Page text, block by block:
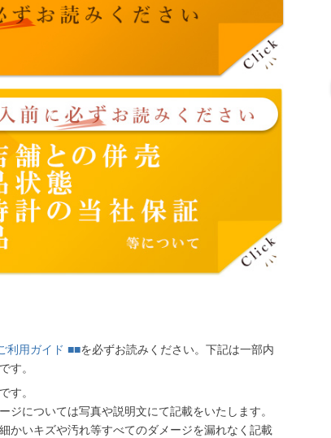
利用ガイド ■■を必ずお読みください。下記は一部内
す。
です。
ジについては写真や説明文にて記載をいたします。
かいキズや汚れ等すべてのダメージを漏れなく記載